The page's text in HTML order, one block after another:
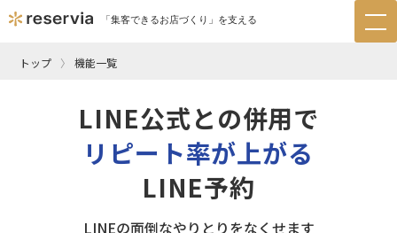
「集客できるお店づくり」を支える
トップ 機能一覧
LINE公式との併用で
リピート率が上がる
LINE予約
LINEの面倒なやりとりをなくせます